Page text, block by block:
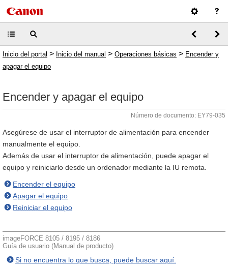
Inicio del portal > Inicio del manual > Operaciones básicas > Encender y
apagar el equipo
Encender y apagar el equipo
Número de documento: EY79-035
Asegúrese de usar el interruptor de alimentación para encender
manualmente el equipo.
Además de usar el interruptor de alimentación, puede apagar el
equipo y reiniciarlo desde un ordenador mediante la IU remota.
Encender el equipo
Apagar el equipo
Reiniciar el equipo
imageFORCE 8105 / 8195 / 8186
Guía de usuario (Manual de producto)
Si no encuentra lo que busca, puede buscar aquí.